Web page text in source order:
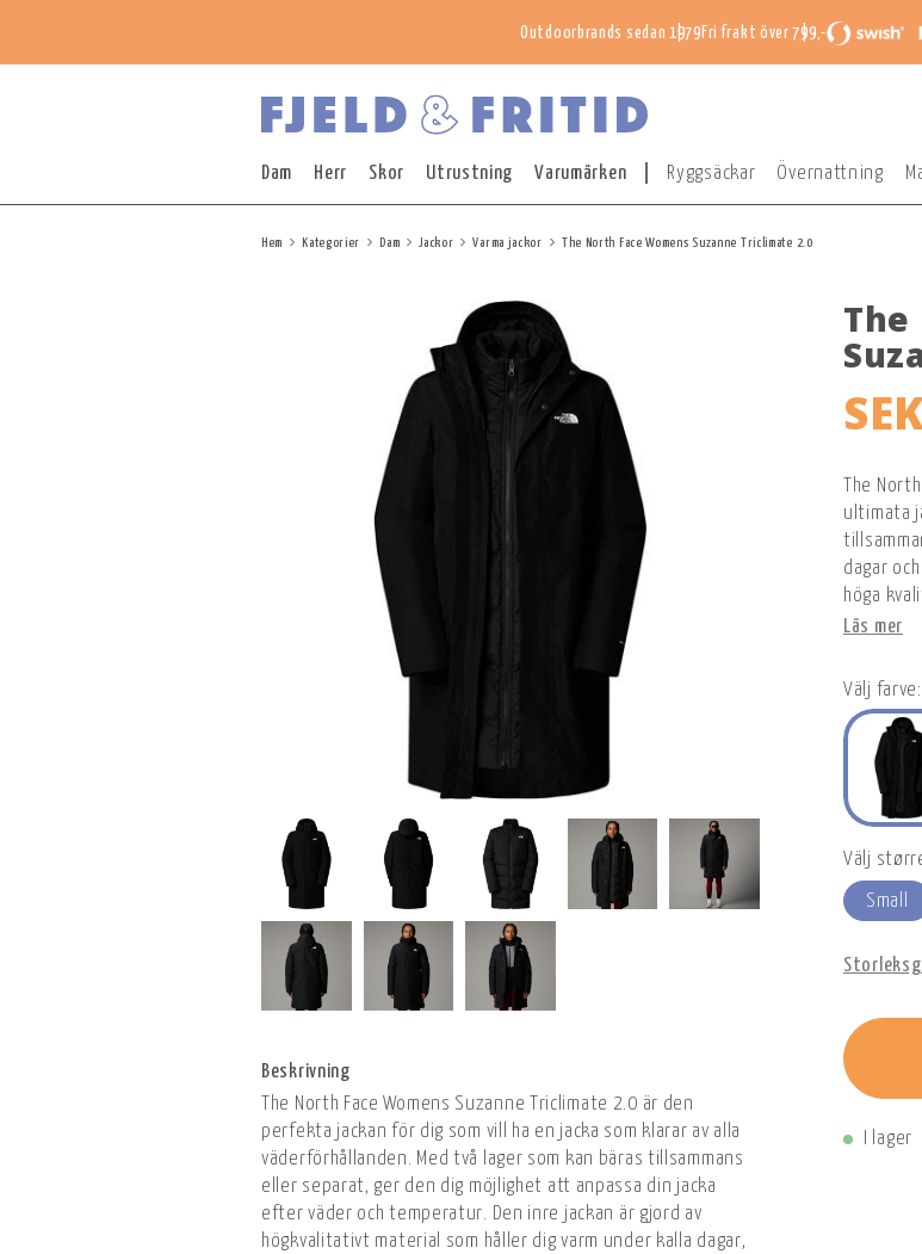
Outdoorbrands sedan 1979 Fri frakt över 799,-
Dam Herr Skor Utrustning Varumärken Ryggsäckar Övernattning
Hem Kategorier Dam Jackor Varma jackor The North Face Womens Suzanne Triclimate 2.0
Beskrivning
The North Face Womens Suzanne Triclimate 2.0 är den
perfekta jackan för dig som vill ha en jacka som klarar av alla
väderförhållanden. Med två lager som kan bäras tillsammans
eller separat, ger den dig möjlighet att anpassa din jacka
efter väder och temperatur. Den inre jackan är gjord av
högkvalitativt material som håller dig varm under kalla dagar,
The
The
ultimata
dagar
höga
Läs mer
Välj farve:
Välj
Small
I lager